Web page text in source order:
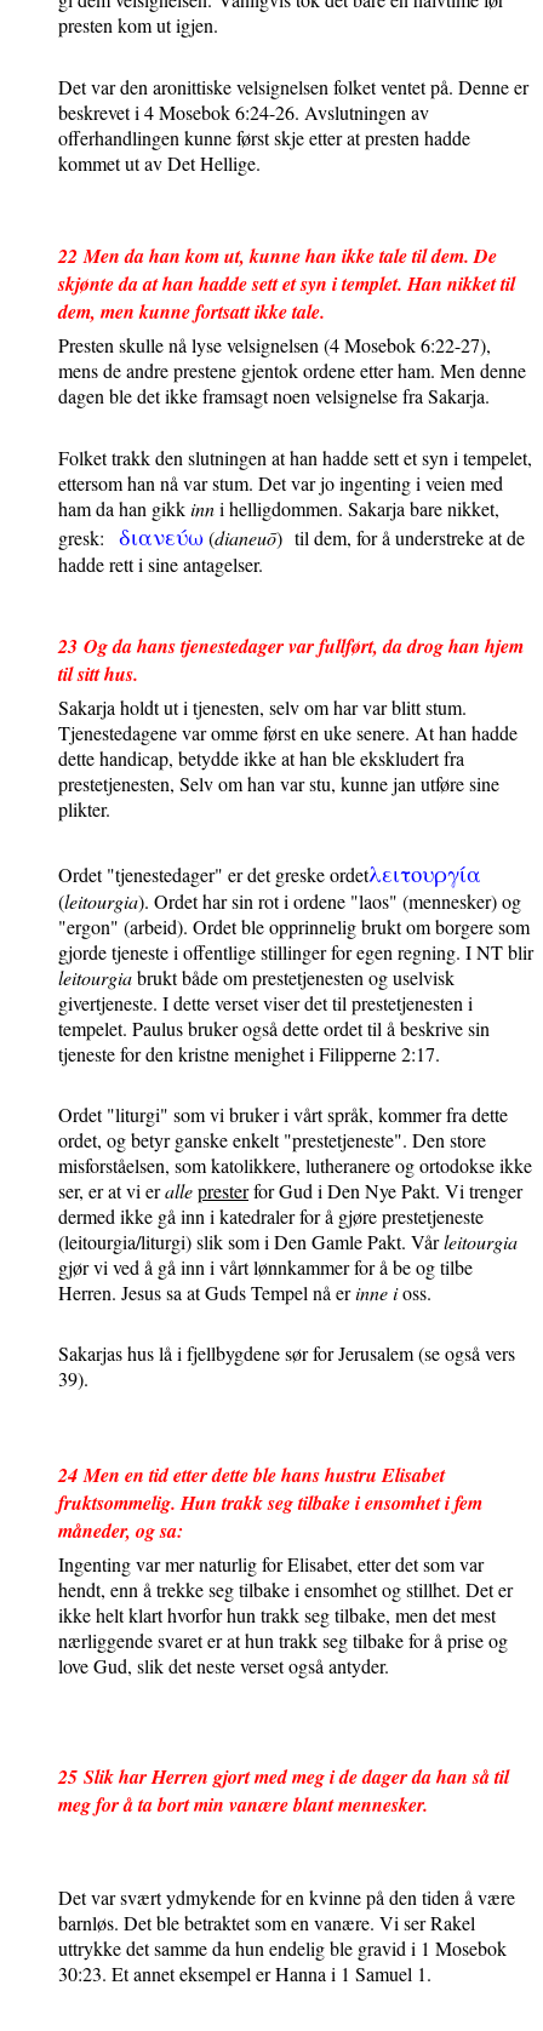
presten kom ut igjen.
Det var den aronittiske velsignelsen folket ventet på. Denne er
beskrevet i 4 Mosebok 6:24-26. Avslutningen av
offerhandlingen kunne først skje etter at presten hadde
kommet ut av Det Hellige.
22 Men da han kom ut, kunne han ikke tale til dem. De
skjønte da at han hadde sett et syn i templet. Han nikket til
dem, men kunne fortsatt ikke tale.
Presten skulle nå lyse velsignelsen (4 Mosebok 6:22-27),
mens de andre prestene gjentok ordene etter ham. Men denne
dagen ble det ikke framsagt noen velsignelse fra Sakarja.
Folket trakk den slutningen at han hadde sett et syn i tempelet,
ettersom han nå var stum. Det var jo ingenting i veien med
ham da han gikkinni helligdommen. Sakarja bare nikket,
gresk:
διανευω(dianeuo) til dem, for å understreke at de
hadde rett i sine antagelser.
23 Og da hans tjenestedager var fullført, da drog han hjem
til sitt hus.
Sakarja holdt ut i tjenesten, selv om har var blitt stum.
Tjenestedagene var omme først en uke senere. At han hadde
dette handicap, betydde ikke at han ble ekskludert fra
prestetjenesten, Selv om han var stu, kunne jan utføre sine
plikter.
Ordet "tjenestedager" er det greske ordetλειτουργια
(leitourgia). Ordet har sin rot i ordene "laos" (mennesker) og
"ergon" (arbeid). Ordet ble opprinnelig brukt om borgere som
gjorde tjeneste i offentlige stillinger for egen regning. I NT blir
leitourgiabrukt både om prestetjenesten og uselvisk
givertjeneste. I dette verset viser det til prestetjenesten i
tempelet. Paulus bruker også dette ordet til å beskrive sin
tjeneste for den kristne menighet i Filipperne 2:17.
Ordet "liturgi" som vi bruker i vårt språk, kommer fra dette
ordet, og betyr ganske enkelt "prestetjeneste". Den store
misforståelsen, som katolikkere, lutheranere og ortodokse ikke
ser, er at vi erallepresterfor Gud i Den Nye Pakt. Vi trenger
dermed ikke gå inn i katedraler for å gjøre prestetjeneste
(leitourgia/liturgi) slik som i Den Gamle Pakt. Vårleitourgia
gjør vi ved å gå inn i vårt lønnkammer for å be og tilbe
Herren. Jesus sa at Guds Tempel nå erinne ioss.
Sakarjas hus lå i fjellbygdene sør for Jerusalem (se også vers
39).
24 Men en tid etter dette ble hans hustru Elisabet
fruktsommelig. Hun trakk seg tilbake i ensomhet i fem
måneder, og sa:
Ingenting var mer naturlig for Elisabet, etter det som var
hendt, enn å trekke seg tilbake i ensomhet og stillhet. Det er
ikke helt klart hvorfor hun trakk seg tilbake, men det mest
nærliggende svaret er at hun trakk seg tilbake for å prise og
love Gud, slik det neste verset også antyder.
25 Slik har Herren gjort med meg i de dager da han så til
meg for å ta bort min vanære blant mennesker.
Det var svært ydmykende for en kvinne på den tiden å være
barnløs. Det ble betraktet som en vanære. Vi ser Rakel
uttrykke det samme da hun endelig ble gravid i 1 Mosebok
30:23. Et annet eksempel er Hanna i 1 Samuel 1.